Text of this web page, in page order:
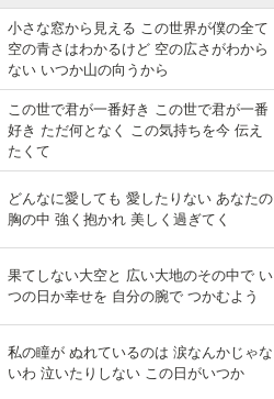
小さな窓から見える この世界が僕の全て
空の青さはわかるけど 空の広さがわから
ない いつか山の向うから
この世で君が一番好き この世で君が一番
好き ただ何となく この気持ちを今 伝え
たくて
どんなに愛しても 愛したりない あなたの
胸の中 強く抱かれ 美しく過ぎてく
果てしない大空と 広い大地のその中で い
つの日か幸せを 自分の腕で つかむよう
私の瞳が ぬれているのは 涙なんかじゃな
いわ 泣いたりしない この日がいつか